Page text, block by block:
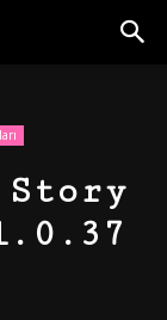
Story